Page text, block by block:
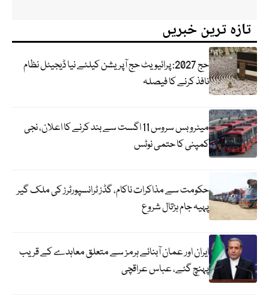
تازہ ترین خبریں
حج 2027: پرائیویٹ حج آپریشن کیلئے نیا ڈیجیٹل نظام
نافذ کرنے کا فیصلہ
میٹرو بس سروس 11 اگست سے بند کرنے کا اعلان، نجی
کمپنی کا حتمی نوٹس
حکومت سے مذاکرات ناکام، گڈز ٹرانسپورٹرز کی ملک گیر
پہیہ جام ہڑتال شروع
ایران اور عمان آبنائے ہرمز سے متعلق معاہدے کے قریب
پہنچ گئے، عباس عراقچی